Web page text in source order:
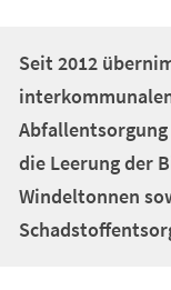
Seit 2012
die Leerung der
Windeltonnen